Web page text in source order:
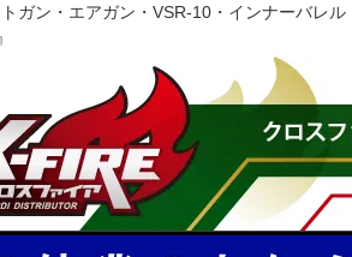
ガン・エアガン・VSR-10・インナーバレ